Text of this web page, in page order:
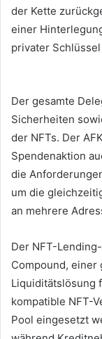
der Kette
einer
privater
Der gesamte
Sicherheiten
der NFTs. Der
Spendenaktion
die
um die
an mehrere
Der NFT-
Compound,
Liquiditätslösung
kompatible NFT-
Pool eingesetzt